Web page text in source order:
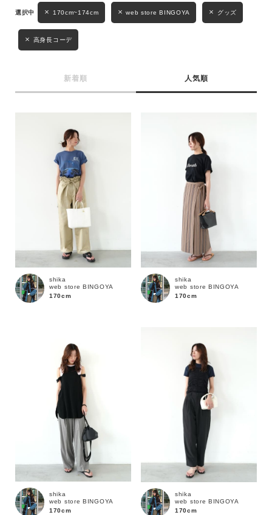
キーワード
170cm~174cm web store BINGOYA グッズ
高身長コーデ
新着順 人気順
shika
web store BINGOYA
170cm
shika
web store BINGOYA
170cm
shika
web store BINGOYA
170cm
shika
web store BINGOYA
170cm